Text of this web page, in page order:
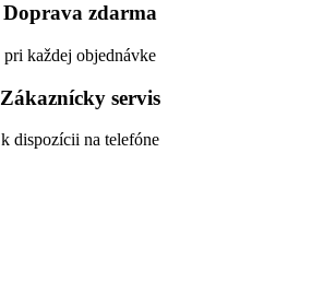
Doprava zdarma
pri každej objednávke
Zákaznícky servis
k dispozícii na telefóne